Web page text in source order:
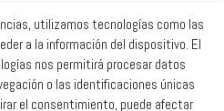
utilizamos tecnologías como las
a la información del dispositivo. El
nos permitirá procesar datos
o las identificaciones únicas
el consentimiento, puede afectar
de Información